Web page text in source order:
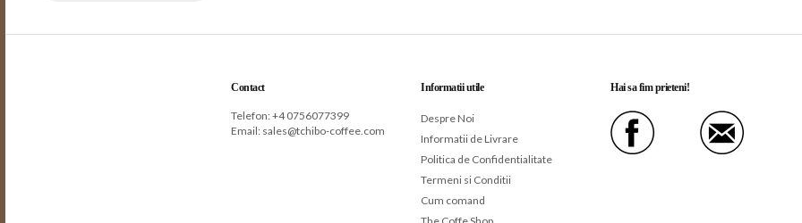
Contact
Telefon: +4 0756077399
Email: sales@tchibo-coffee.com
Informatii utile
Despre Noi
Informatii de Livrare
Politica de Confidentialitate
Termeni si Conditii
Cum comand
Hai sa fim prieteni!